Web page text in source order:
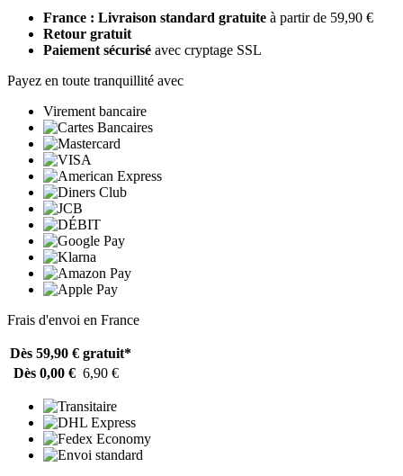
France : Livraison standard gratuite à partir de 59,90 €
Retour gratuit
Paiement sécurisé avec cryptage SSL
Payez en toute tranquillité avec
Virement bancaire
Frais d'envoi en France
Dès 59,90 € gratuit*
Dès 0,00 € 6,90 €